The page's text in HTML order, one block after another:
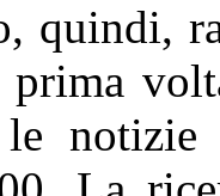
quindi,
le